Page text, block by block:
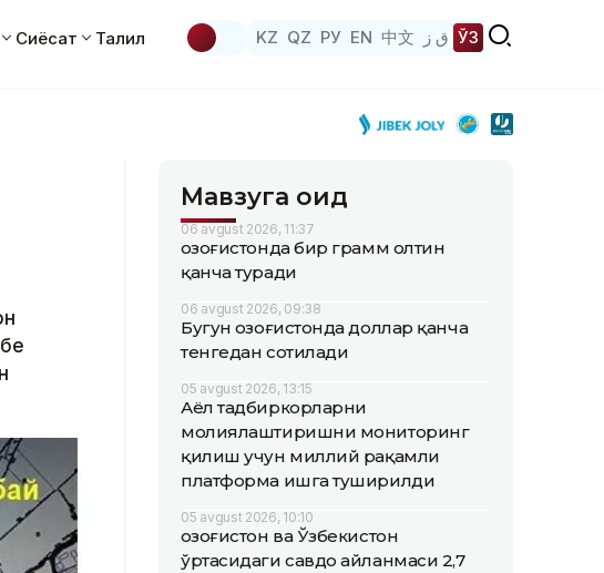
Сиёсат Таҳлил KZ QZ РУ EN 中文 ق ز ЎЗ
Мавзуга оид
06 avgust 2026, 11:37
Қозоғистонда бир грамм олтин
қанча туради
06 avgust 2026, 09:38
Бугун Қозоғистонда доллар қанча
тенгедан сотилади
05 avgust 2026, 13:15
Аёл тадбиркорларни
молиялаштиришни мониторинг
қилиш учун миллий рақамли
платформа ишга туширилди
05 avgust 2026, 10:10
Қозоғистон ва Ўзбекистон
ўртасидаги савдо айланмаси 2,7